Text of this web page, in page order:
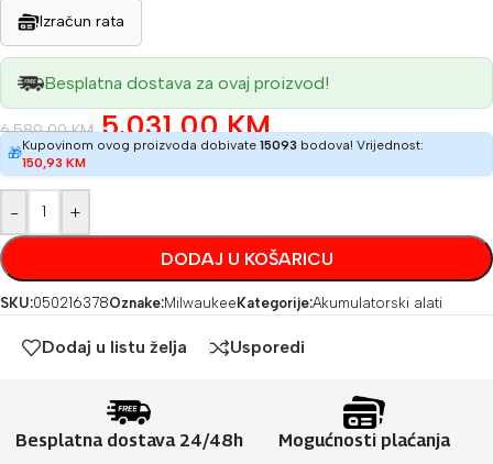
Izračun rata
Besplatna dostava za ovaj proizvod!
6.589,00KM 5.031,00KM
🎁Kupovinom ovog proizvoda dobivate 15093 bodova! Vrijednost:
150,93 KM
- +
DODAJ U KOŠARICU
SKU:050216378Oznake:Milwaukee Kategorije:Akumulatorski alati
Dodaj u listu želja Usporedi
Besplatna dostava 24/48h Mogućnosti plaćanja